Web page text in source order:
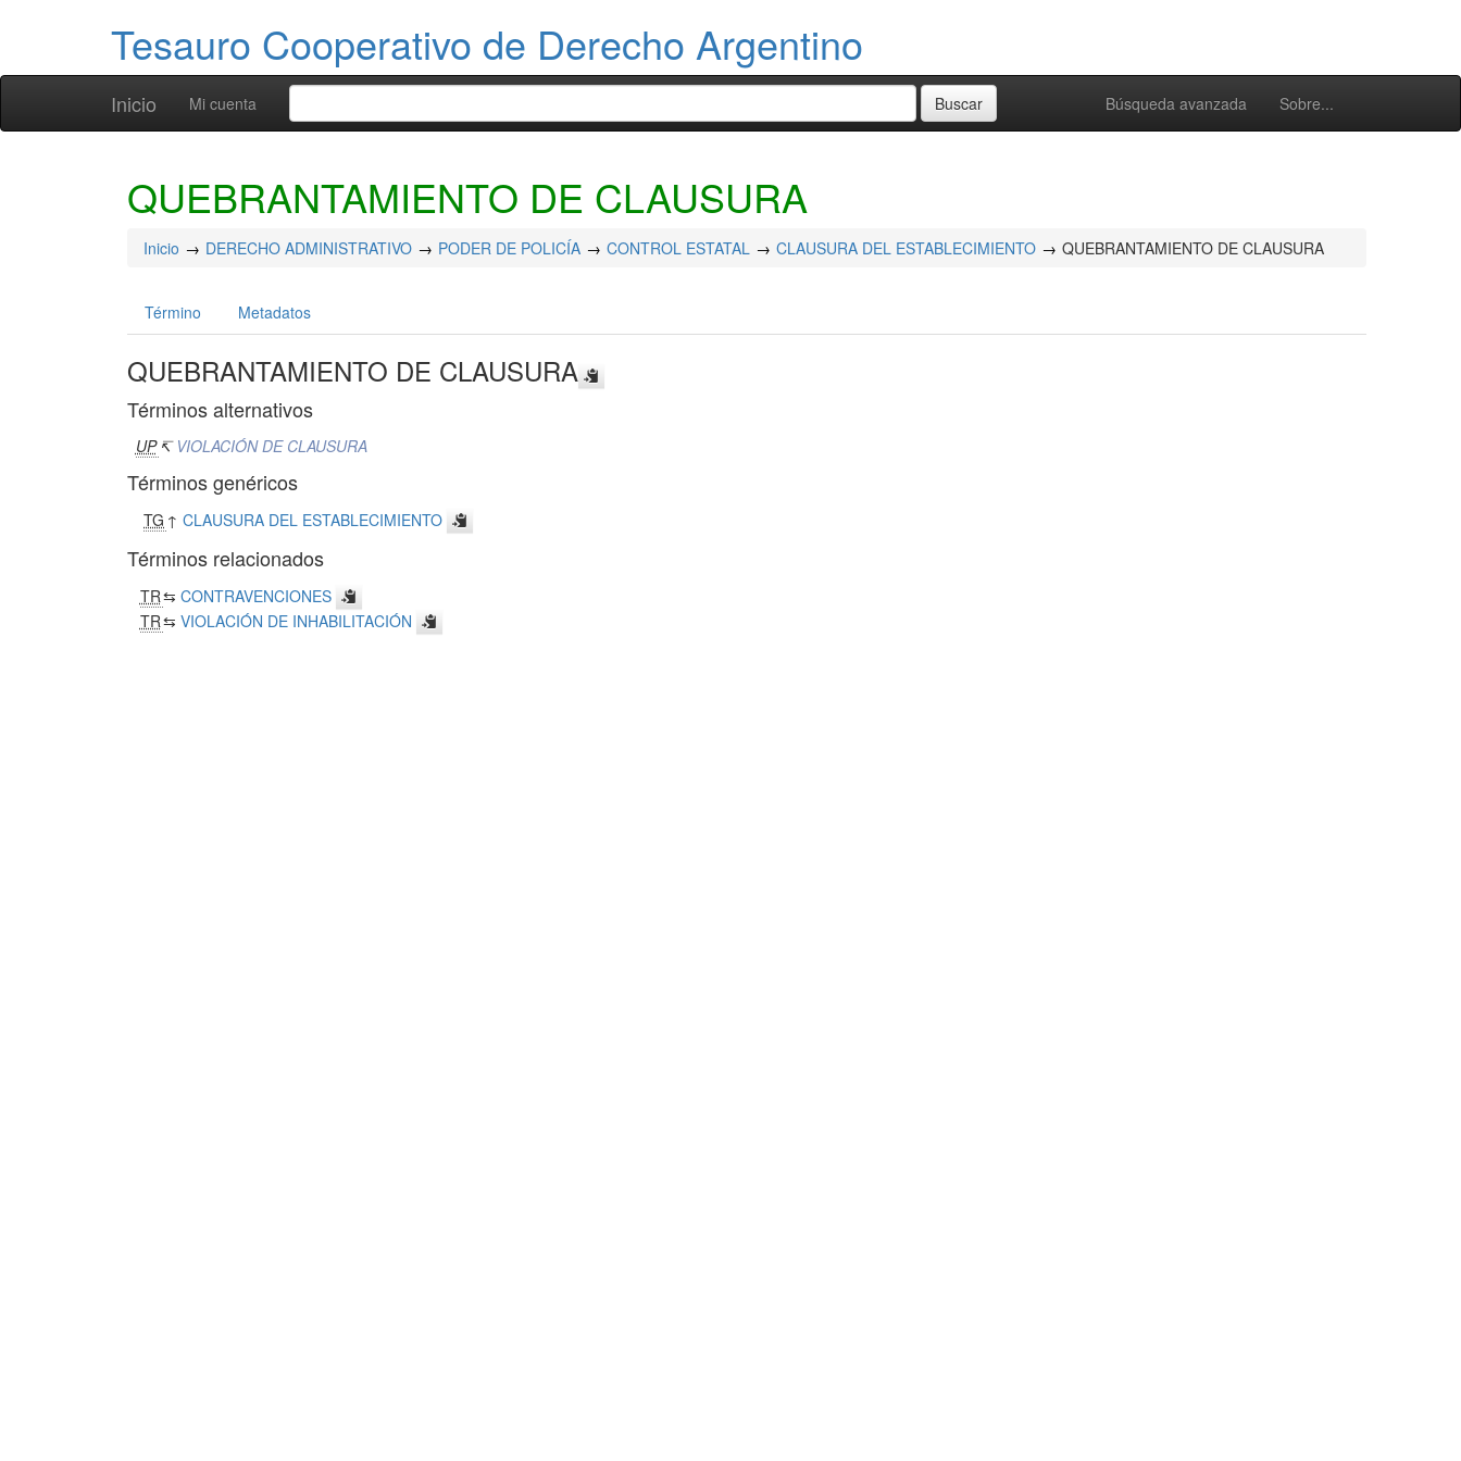
Tesauro Cooperativo de Derecho Argentino
Inicio Búsqueda avanzada Sobre...
Mi cuenta
QUEBRANTAMIENTO DE CLAUSURA
Inicio DERECHO ADMINISTRATIVO PODER DE POLICÍA CONTROL ESTATAL CLAUSURA DEL ESTABLECIMIENTO QUEBRANTAMIENTO DE CLAUSURA
Término Metadatos
QUEBRANTAMIENTO DE CLAUSURA
Términos alternativos
UP ↸ VIOLACIÓN DE CLAUSURA
Términos genéricos
TG ↑CLAUSURA DEL ESTABLECIMIENTO
Términos relacionados
TR⇆ CONTRAVENCIONES
TR⇆ VIOLACIÓN DE INHABILITACIÓN